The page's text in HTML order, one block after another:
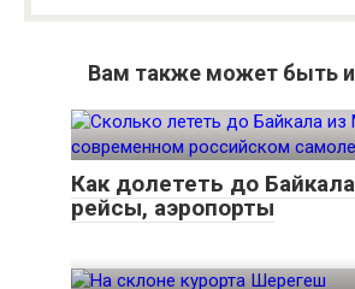
Вам также может быть
Как долететь до
рейсы, аэропорты